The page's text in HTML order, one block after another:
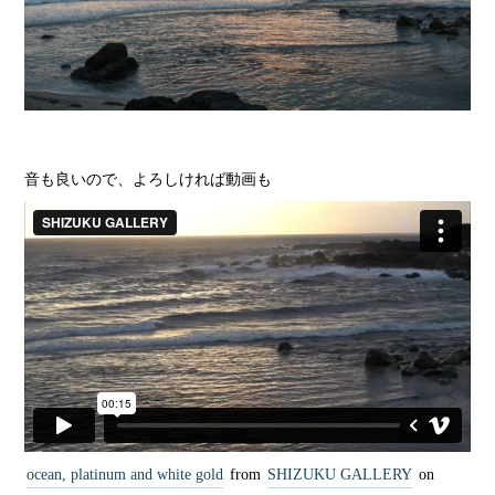
音も良いので、よろしければ動画も
ocean, platinum and white gold from SHIZUKU GALLERY on